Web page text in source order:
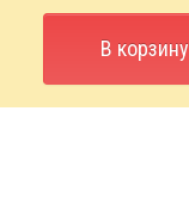
В корзину